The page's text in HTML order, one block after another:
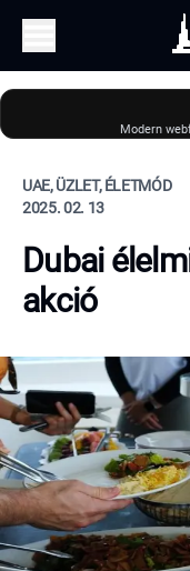
Modern
UAE, ÜZLET, ÉLETMÓD
2025. 02. 13
Dubai
akció